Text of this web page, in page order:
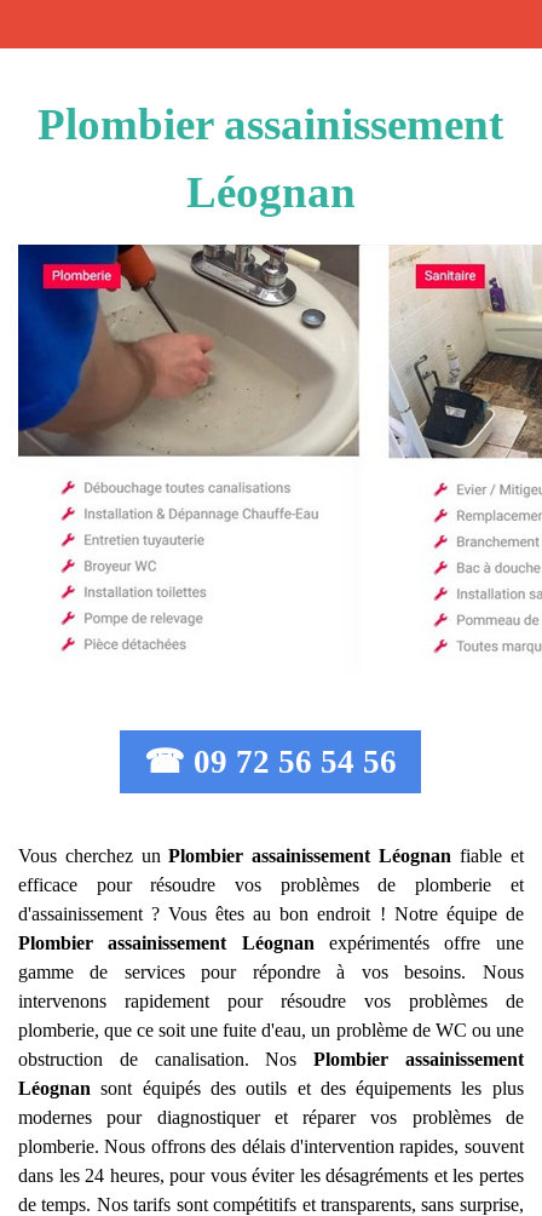
Plombier assainissement
Léognan
☎ 09 72 56 54 56
Vous cherchez unPlombier assainissement Léognan fiable et
efficace pour résoudre vos problèmes de plomberie et
d'assainissement ? Vous êtes au bon endroit ! Notre équipe de
Plombier assainissement
Léognan expérimentés offre une
gamme de services pour répondre à vos besoins. Nous
intervenons rapidement pour résoudre vos problèmes de
plomberie, que ce soit une fuite d'eau, un problème de WC ou une
obstruction de canalisation. Nos Plombier assainissement
Léognan sont équipés des outils et des équipements les plus
modernes pour diagnostiquer et réparer vos problèmes de
plomberie. Nous offrons des délais d'intervention rapides, souvent
dans les 24 heures, pour vous éviter les désagréments et les pertes
de temps. Nos tarifs sont compétitifs et transparents, sans surprise,